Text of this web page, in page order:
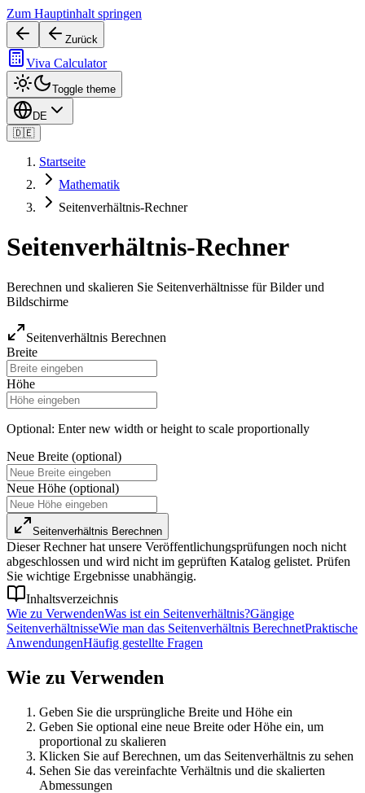
Zum Hauptinhalt springen
Zurück
Viva Calculator
Toggle theme
DE
🇩🇪
Startseite
Mathematik
Seitenverhältnis-Rechner
Seitenverhältnis-Rechner
Berechnen und skalieren Sie Seitenverhältnisse für Bilder und
Bildschirme
Seitenverhältnis Berechnen
Breite
Höhe
Optional: Enter new width or height to scale proportionally
Neue Breite (optional)
Neue Höhe (optional)
Seitenverhältnis Berechnen
Dieser Rechner hat unsere Veröffentlichungsprüfungen noch nicht
abgeschlossen und wird nicht im geprüften Katalog gelistet. Prüfen
Sie wichtige Ergebnisse unabhängig.
Inhaltsverzeichnis
Wie zu VerwendenWas ist ein Seitenverhältnis?Gängige
SeitenverhältnisseWie man das Seitenverhältnis BerechnetPraktische
AnwendungenHäufig gestellte Fragen
Wie zu Verwenden
Geben Sie die ursprüngliche Breite und Höhe ein
Geben Sie optional eine neue Breite oder Höhe ein, um
proportional zu skalieren
Klicken Sie auf Berechnen, um das Seitenverhältnis zu sehen
Sehen Sie das vereinfachte Verhältnis und die skalierten
Abmessungen